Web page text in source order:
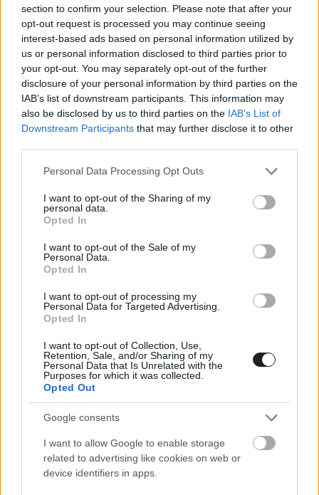
section to confirm your selection. Please note that after your
opt-out request is processed you may continue seeing
interest-based ads based on personal information utilized by
us or personal information disclosed to third parties prior to
your opt-out. You may separately opt-out of the further
disclosure of your personal information by third parties on the
IAB’s list of downstream participants. This information may
also be disclosed by us to third parties on the IAB’s List of
Downstream Participants that may further disclose it to other
Please note that this website/app uses one or more Google
not limited to your visit or usage behaviour. You may click to
grant or deny consent to Google and its third-party tags to
use your data for below specified purposes in below Google
consent section.
Personal Data Processing Opt Outs
I want to opt-out of the Sharing of my
personal data.
Opted In
I want to opt-out of the Sale of my
Personal Data.
Opted In
I want to opt-out of processing my
Personal Data for Targeted Advertising.
Opted In
I want to opt-out of Collection, Use,
Retention, Sale, and/or Sharing of my
Personal Data that Is Unrelated with the
Purposes for which it was collected.
Opted Out
Google consents
I want to allow Google to enable storage
related to advertising like cookies on web or
device identifiers in apps.
Hír| 2015.08.03 14:52 |
Ígéretes előzetest kapott a
Veszettek
Hír| 2015.08.01 11:49 |
Ezt mondták a Batman Superman
ellen paneljén
Hír| 2015.07.12 21:34 | 0
amit a Kapitólium nem mondott el
trailert kaptunk
Hír
Ezek a sorozatok biztosan ott
lesznek a Comic-Con 2015-ön 2/2
Ezek a sorozatok biztosan ott
lesznek a Comic-Con 2015-ön 1/2
1 ... 8 9 12
15
»